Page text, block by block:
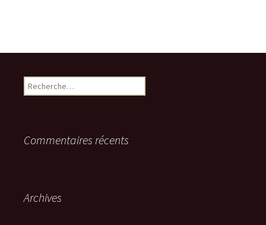
R
e
r
r
Commentaires récents
Archives